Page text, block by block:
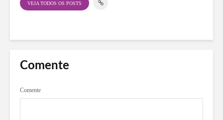
VEJA TODOS OS POSTS
Comente
Comente